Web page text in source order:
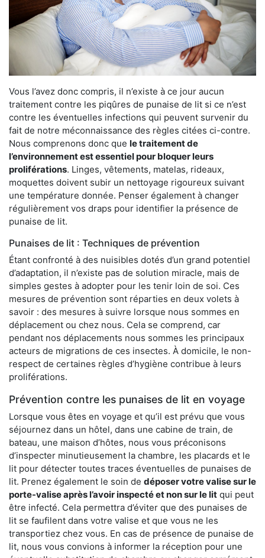
Vous l’avez donc compris, il n’existe à ce jour aucun
traitement contre les piqûres de punaise de lit si ce n’est
contre les éventuelles infections qui peuvent survenir du
fait de notre méconnaissance des règles citées ci-contre.
Nous comprenons donc que le traitement de
l’environnement est essentiel pour bloquer leurs
proliférations. Linges, vêtements, matelas, rideaux,
moquettes doivent subir un nettoyage rigoureux suivant
une température donnée. Penser également à changer
régulièrement vos draps pour identifier la présence de
punaise de lit.
Punaises de lit : Techniques de prévention
Étant confronté à des nuisibles dotés d’un grand potentiel
d’adaptation, il n’existe pas de solution miracle, mais de
simples gestes à adopter pour les tenir loin de soi. Ces
mesures de prévention sont réparties en deux volets à
savoir : des mesures à suivre lorsque nous sommes en
déplacement ou chez nous. Cela se comprend, car
pendant nos déplacements nous sommes les principaux
acteurs de migrations de ces insectes. À domicile, le non-
respect de certaines règles d’hygiène contribue à leurs
proliférations.
Prévention contre les punaises de lit en voyage
Lorsque vous êtes en voyage et qu’il est prévu que vous
séjournez dans un hôtel, dans une cabine de train, de
bateau, une maison d’hôtes, nous vous préconisons
d’inspecter minutieusement la chambre, les placards et le
lit pour détecter toutes traces éventuelles de punaises de
lit. Prenez également le soin de déposer votre valise sur le
porte-valise après l’avoir inspecté et non sur le lit qui peut
être infecté. Cela permettra d’éviter que des punaises de
lit se faufilent dans votre valise et que vous ne les
transportiez chez vous. En cas de présence de punaise de
lit, nous vous convions à informer la réception pour une